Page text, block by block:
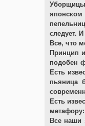
Уборщицы
следует.
Все, что
Принцип
подобен
Есть
пьяница
Есть
Все наши